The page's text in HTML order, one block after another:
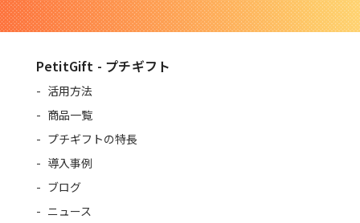
PetitGift - プチギフト
活用方法
商品一覧
プチギフトの特長
導入事例
ブログ
ニュース